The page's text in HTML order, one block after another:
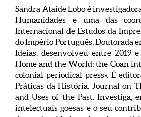
Sandra Ataíde Lobo é
Humanidades e uma das
Internacional de Estudos da
do Império Português. Doutorada
Ideias, desenvolveu entre 2019
Home and the World: the Goan
colonial periodical press». É
Práticas da História. Journal on
and Uses of the Past. Investiga,
intelectuais goesas e o seu